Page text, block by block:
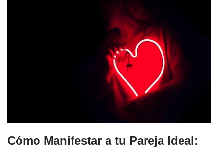
Cómo Manifestar a tu Pareja Ideal: